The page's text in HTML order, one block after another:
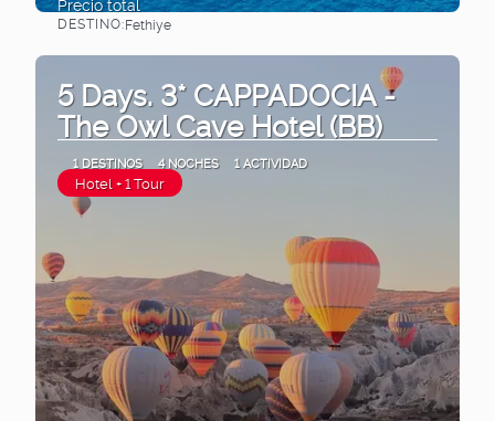
DESTINO:Fethiye
5 Days. 3* CAPPADOCIA -
The Owl Cave Hotel (BB)
1 DESTINOS 4 NOCHES 1 ACTIVIDAD
Hotel + 1 Tour